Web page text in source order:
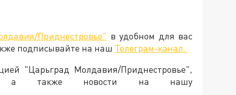
Приднестровье" в удобном для вас
подписывайте на наш Телеграм-канал.
"Царьград Молдавия/Приднестровье",
а также новости на нашу